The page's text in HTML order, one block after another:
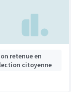
retenue en
citoyenne